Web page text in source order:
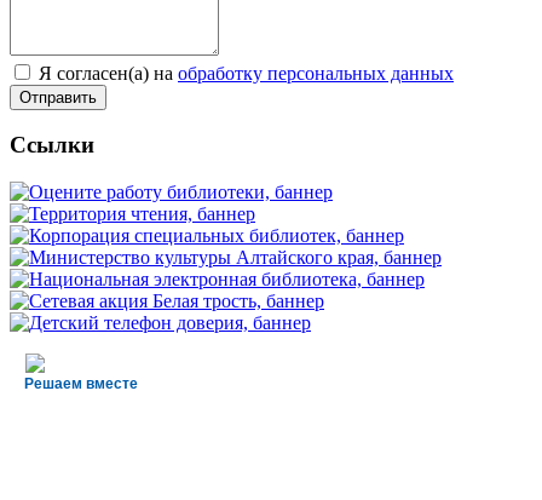
Я согласен(а) на обработку персональных данных
Ссылки
Решаем вместе